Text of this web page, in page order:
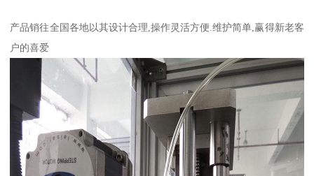
产品销往全国各地以其设计合理,操作灵活方便.维护简单,赢得新老客
户的喜爱